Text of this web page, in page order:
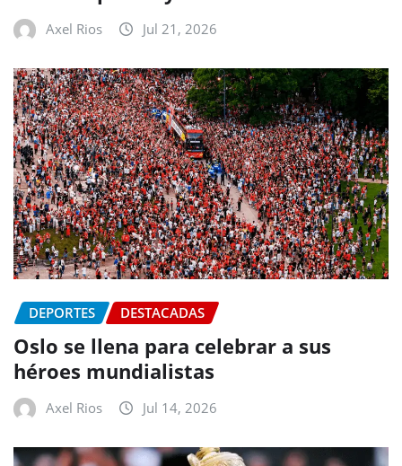
Axel Rios Jul 21, 2026
DEPORTES DESTACADAS
Oslo se llena para celebrar a sus
héroes mundialistas
Axel Rios Jul 14, 2026